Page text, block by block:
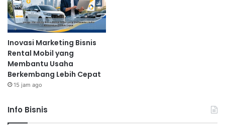
Inovasi Marketing Bisnis
Rental Mobil yang
Membantu Usaha
Berkembang Lebih Cepat
15 jam ago
Info Bisnis